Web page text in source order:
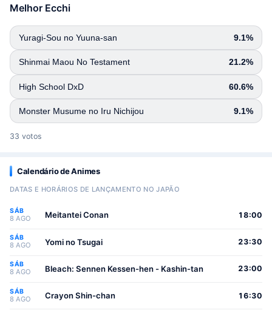
Melhor Ecchi
Yuragi-Sou no Yuuna-san 9.1%
Shinmai Maou No Testament 21.2%
High School DxD 60.6%
Monster Musume no Iru Nichijou 9.1%
33 votos
Calendário de Animes
DATAS E HORÁRIOS DE LANÇAMENTO NO JAPÃO
SÁB
8 AGO Meitantei Conan 18:00
SÁB
8 AGO Yomi no Tsugai 23:30
SÁB
8 AGO Bleach: Sennen Kessen-hen - Kashin-tan 23:00
SÁB
8 AGO Crayon Shin-chan 16:30